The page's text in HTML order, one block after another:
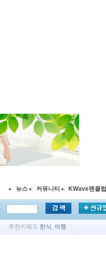
뉴스 커뮤니티 KWave팬클럽
추천키워드 한식 , 여행